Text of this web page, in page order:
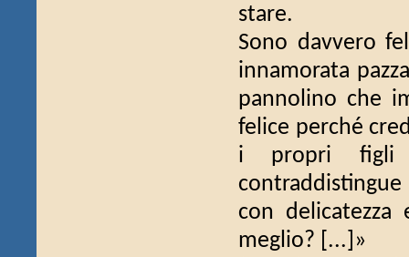
stare.
Sono davvero
innamorata
pannolino che
felice perché
i propri figli
con
meglio? [...]»